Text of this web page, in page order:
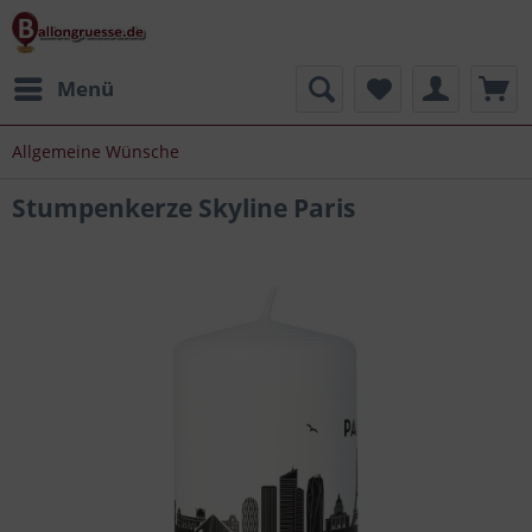
Menü
Allgemeine Wünsche
Stumpenkerze Skyline Paris